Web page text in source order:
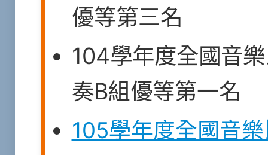
優等第三名
104學年度全國音
奏B組優等第一名
105學年度全國音